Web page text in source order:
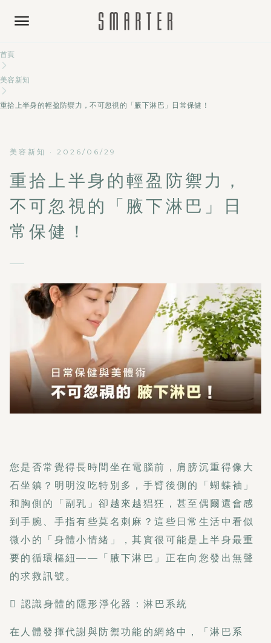
首頁
美容新知
重拾上半身的輕盈防禦力，不可忽視的「腋下淋巴」日常保健！
美容新知 · 2026/06/29
重拾上半身的輕盈防禦力，
不可忽視的「腋下淋巴」日
常保健！
您是否常覺得長時間坐在電腦前，肩膀沉重得像大
石坐鎮？明明沒吃特別多，手臂後側的「蝴蝶袖」
和胸側的「副乳」卻越來越猖狂，甚至偶爾還會感
到手腕、手指有些莫名刺麻？這些日常生活中看似
微小的「身體小情緒」，其實很可能是上半身最重
要的循環樞紐——「腋下淋巴」正在向您發出無聲
的求救訊號。
 認識身體的隱形淨化器：淋巴系統
在人體發揮代謝與防禦功能的網絡中，「淋巴系